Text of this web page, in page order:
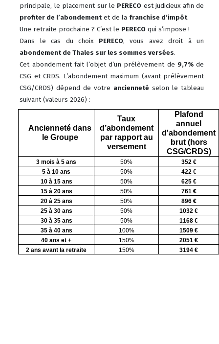
principale, le placement sur le PERECO est judicieux afin de
profiter de l’abondementet de la franchise d’impôt.
Une retraite prochaine ? C’est le PERECO qui s’impose !
Dans le cas du choix PERECO, vous avez droit à un
abondement de Thales sur les sommes versées.
Cet abondement fait l’objet d’un prélèvement de 9,7%de
CSG et CRDS. L’abondement maximum (avant prélèvement
CSG/CRDS) dépend de votre ancienneté selon le tableau
suivant (valeurs 2026) :
Ancienneté dans
le Groupe
Taux
d’abondement
par rapport au
versement
Plafond
annuel
d'abondement
brut (hors
CSG/CRDS)
3 mois à 5 ans 50%
352 €
5 à 10 ans
50%
422 €
10 à 15 ans
50%
625 €
15 à 20 ans
50%
761 €
20 à 25 ans
50%
896 €
25 à 30 ans
50%
1032 €
30 à 35 ans
50%
1168 €
35 à 40 ans
100%
1509 €
40 ans et +
150%
2051 €
2 ans avant la retraite
150% 3194 €